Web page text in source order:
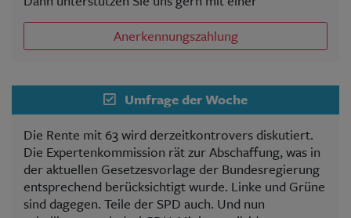
Anerkennungszahlung
Umfrage der Woche
Die Rente mit 63 wird derzeitkontrovers diskutiert.
Die Expertenkommission rät zur Abschaffung, was in
der aktuellen Gesetzesvorlage der Bundesregierung
entsprechend berücksichtigt wurde. Linke und Grüne
sind dagegen. Teile der SPD auch. Und nun